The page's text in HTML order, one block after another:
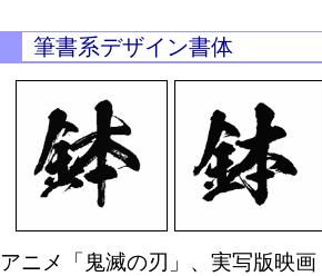
筆書系デザイン書体
アニメ「鬼滅の刃」、実写版映